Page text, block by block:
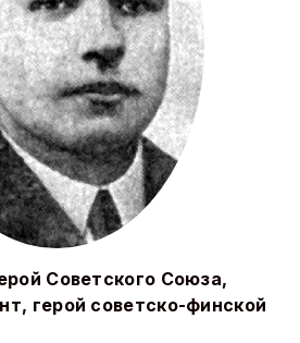
Советского Союза,
герой советско-финской